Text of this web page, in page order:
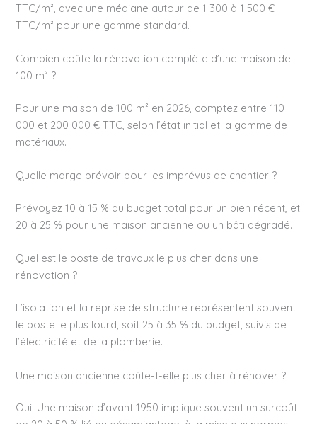
TTC/m², avec une médiane autour de 1 300 à 1 500 €
TTC/m² pour une gamme standard.
Combien coûte la rénovation complète d’une maison de
100 m² ?
Pour une maison de 100 m² en 2026, comptez entre 110
000 et 200 000 € TTC, selon l’état initial et la gamme de
matériaux.
Quelle marge prévoir pour les imprévus de chantier ?
Prévoyez 10 à 15 % du budget total pour un bien récent, et
20 à 25 % pour une maison ancienne ou un bâti dégradé.
Quel est le poste de travaux le plus cher dans une
rénovation ?
L’isolation et la reprise de structure représentent souvent
le poste le plus lourd, soit 25 à 35 % du budget, suivis de
l’électricité et de la plomberie.
Une maison ancienne coûte-t-elle plus cher à rénover ?
Oui. Une maison d’avant 1950 implique souvent un surcoût